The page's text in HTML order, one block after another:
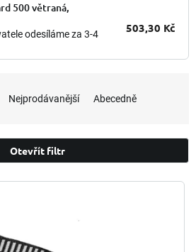
500 větraná,
odesíláme za 3-4
503,30 Kč
Nejprodávanější Abecedně
Otevřít filtr